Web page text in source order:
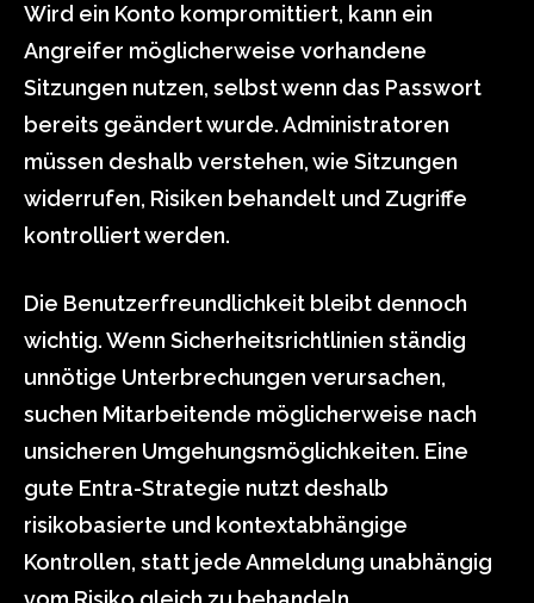
Wird ein Konto kompromittiert, kann ein
Angreifer möglicherweise vorhandene
Sitzungen nutzen, selbst wenn das Passwort
bereits geändert wurde. Administratoren
müssen deshalb verstehen, wie Sitzungen
widerrufen, Risiken behandelt und Zugriffe
kontrolliert werden.
Die Benutzerfreundlichkeit bleibt dennoch
wichtig. Wenn Sicherheitsrichtlinien ständig
unnötige Unterbrechungen verursachen,
suchen Mitarbeitende möglicherweise nach
unsicheren Umgehungsmöglichkeiten. Eine
gute Entra-Strategie nutzt deshalb
risikobasierte und kontextabhängige
Kontrollen, statt jede Anmeldung unabhängig